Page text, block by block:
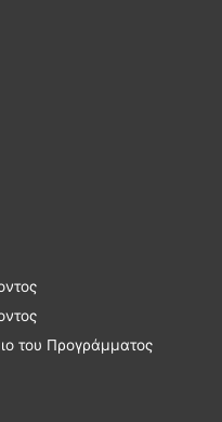
του Προγράμματος